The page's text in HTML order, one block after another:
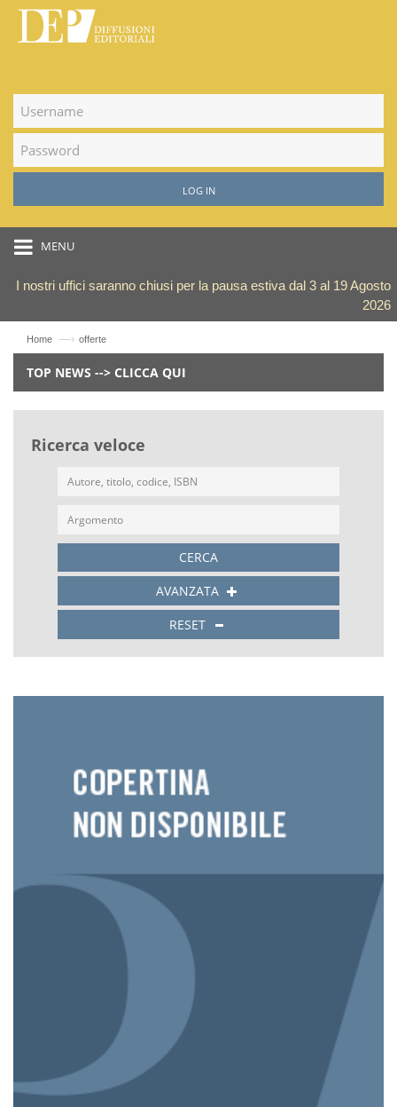
LOG IN
MENU
I nostri uffici saranno chiusi per la pausa estiva dal 3 al 19 Agosto
2026
Home —› offerte
TOP NEWS --> CLICCA QUI
Ricerca veloce
CERCA
AVANZATA
RESET